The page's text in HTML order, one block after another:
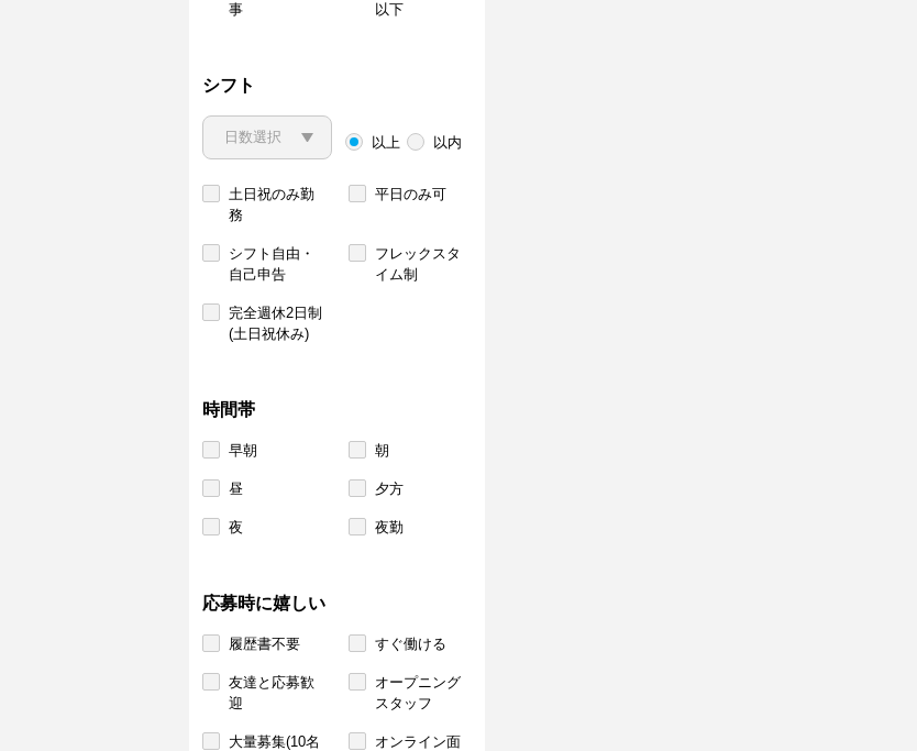
事
以下
シフト
以上 以内
土日祝のみ勤
務
平日のみ可
シフト自由・
自己申告
フレックスタ
イム制
完全週休2日制
(土日祝休み)
時間帯
早朝 朝
昼 夕方
夜 夜勤
応募時に嬉しい
履歴書不要 すぐ働ける
友達と応募歓
迎
オープニング
スタッフ
大量募集(10名
オンライン面